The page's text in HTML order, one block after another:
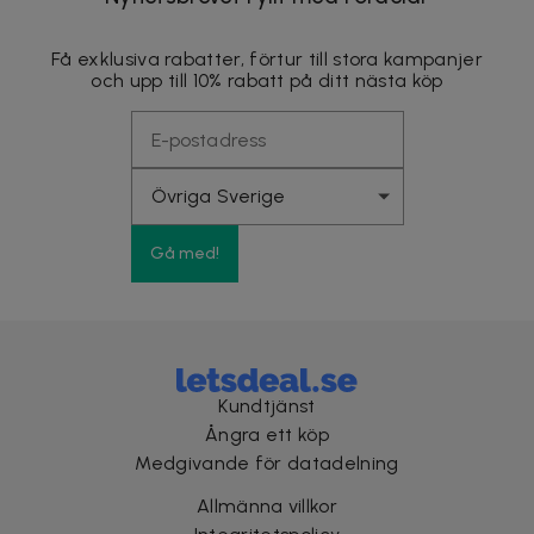
Få exklusiva rabatter, förtur till stora kampanjer
och upp till 10% rabatt på ditt nästa köp
Gå med!
Kundtjänst
Ångra ett köp
Medgivande för datadelning
Allmänna villkor